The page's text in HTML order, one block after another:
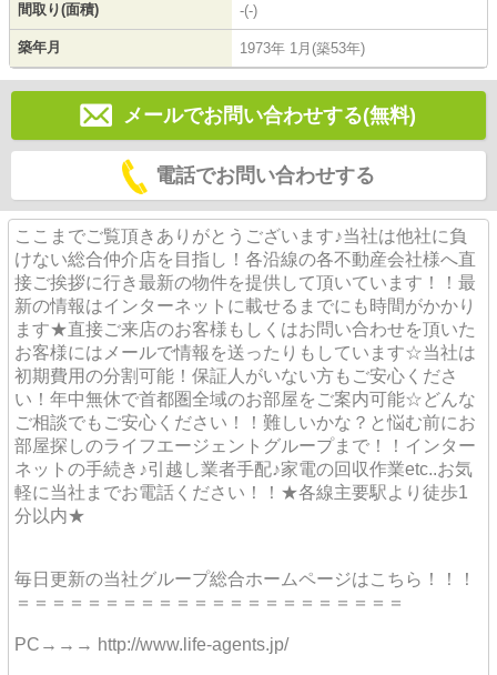
間取り(面積) -(-)
築年月 1973年 1月(築53年)
メールでお問い合わせする(無料)
電話でお問い合わせする
ここまでご覧頂きありがとうございます♪当社は他社に負
けない総合仲介店を目指し！各沿線の各不動産会社様へ直
接ご挨拶に行き最新の物件を提供して頂いています！！最
新の情報はインターネットに載せるまでにも時間がかかり
ます★直接ご来店のお客様もしくはお問い合わせを頂いた
お客様にはメールで情報を送ったりもしています☆当社は
初期費用の分割可能！保証人がいない方もご安心くださ
い！年中無休で首都圏全域のお部屋をご案内可能☆どんな
ご相談でもご安心ください！！難しいかな？と悩む前にお
部屋探しのライフエージェントグループまで！！インター
ネットの手続き♪引越し業者手配♪家電の回収作業etc..お気
軽に当社までお電話ください！！★各線主要駅より徒歩1
分以内★
毎日更新の当社グループ総合ホームページはこちら！！！
＝＝＝＝＝＝＝＝＝＝＝＝＝＝＝＝＝＝＝＝＝＝
PC→→→ http://www.life-agents.jp/